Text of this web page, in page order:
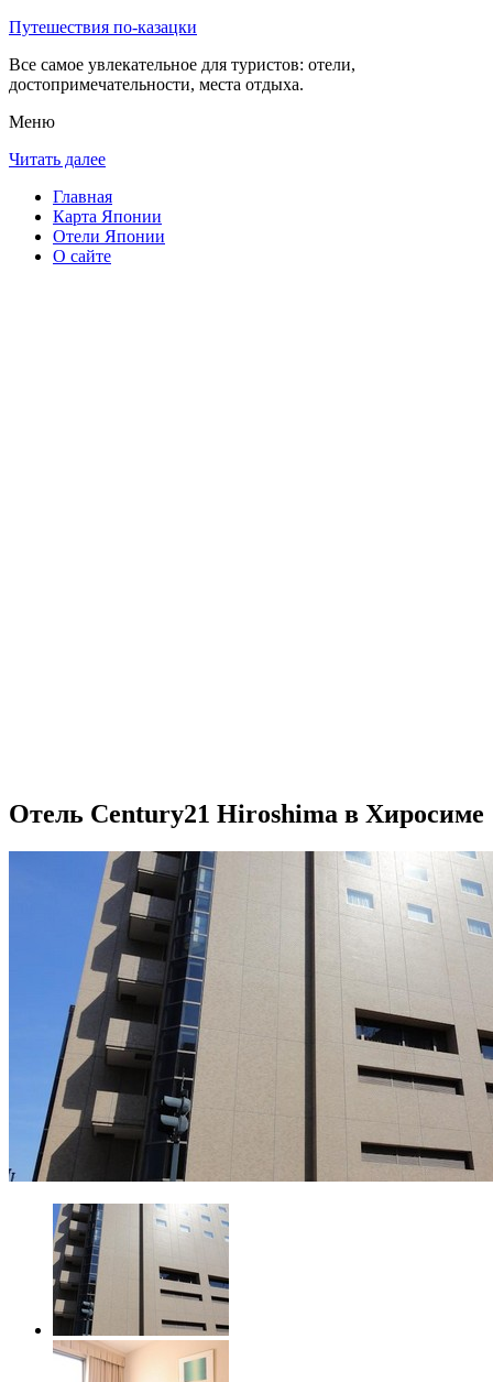
Путешествия по-казацки
Все самое увлекательное для туристов: отели,
достопримечательности, места отдыха.
Меню
Читать далее
Главная
Карта Японии
Отели Японии
О сайте
Отель Century21 Hiroshima в Хиросиме